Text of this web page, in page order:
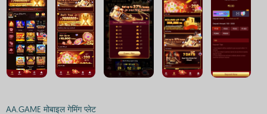
AA.GAME मोबाइल गेमिंग प्लेट